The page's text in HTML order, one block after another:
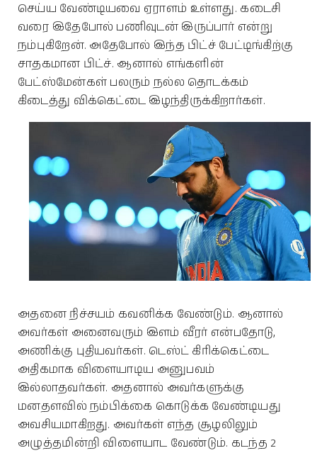
செய்ய வேண்டியவை ஏராளம் உள்ளது. கடைசி
வரை இதேபோல் பணிவுடன் இருப்பார் என்று
நம்புகிறேன். அதேபோல் இந்த பிட்ச் பேட்டிங்கிற்கு
சாதகமான பிட்ச். ஆனால் எங்களின்
பேட்ஸ்மேன்கள் பலரும் நல்ல தொடக்கம்
கிடைத்து விக்கெட்டை இழந்திருக்கிறார்கள்.
அதனை நிச்சயம் கவனிக்க வேண்டும். ஆனால்
அவர்கள் அனைவரும் இளம் வீரர் என்பதோடு,
அணிக்கு புதியவர்கள். டெஸ்ட் கிரிக்கெட்டை
அதிகமாக விளையாடிய அனுபவம்
இல்லாதவர்கள். அதனால் அவர்களுக்கு
மனதளவில் நம்பிக்கை கொடுக்க வேண்டியது
அவசியமாகிறது. அவர்கள் எந்த சூழலிலும்
அழுத்தமின்றி விளையாட வேண்டும். கடந்த 2